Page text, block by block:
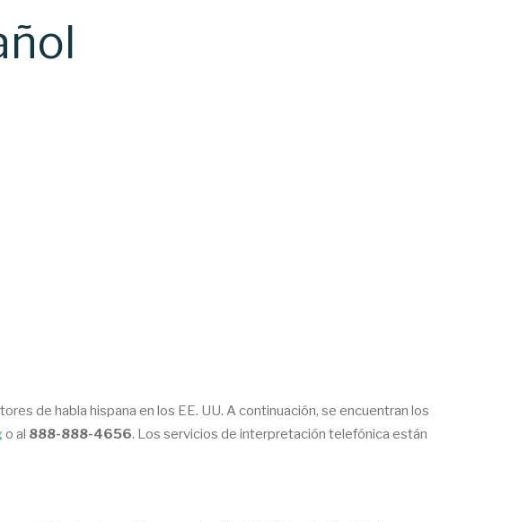
de habla hispana en los EE. UU. A continuación, se encuentran los
o al 888-888-4656. Los servicios de interpretación telefónica están